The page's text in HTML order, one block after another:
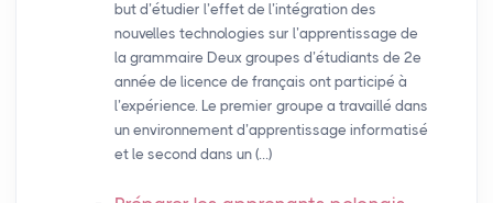
but d’étudier l’effet de l’intégration des
nouvelles technologies sur l’apprentissage de
la grammaire Deux groupes d’étudiants de 2e
année de licence de français ont participé à
l’expérience. Le premier groupe a travaillé dans
un environnement d’apprentissage informatisé
et le second dans un (…)